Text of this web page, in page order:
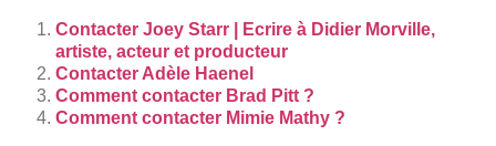
Contacter Joey Starr | Ecrire à Didier Morville,
artiste, acteur et producteur
Contacter Adèle Haenel
Comment contacter Brad Pitt ?
Comment contacter Mimie Mathy ?